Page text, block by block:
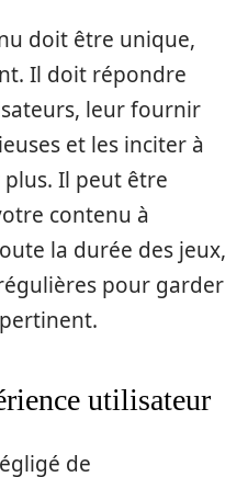
doit être unique,
Il doit répondre
leur fournir
et les inciter à
Il peut être
contenu à
la durée des jeux,
pour garder
utilisateur
de